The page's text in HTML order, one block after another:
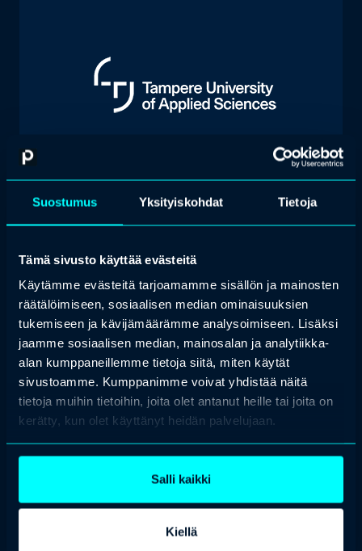
Suostumus Yksityiskohdat Tietoja
Tämä sivusto käyttää evästeitä
Käytämme evästeitä tarjoamamme sisällön ja mainosten
räätälöimiseen, sosiaalisen median ominaisuuksien
tukemiseen ja kävijämäärämme analysoimiseen. Lisäksi
jaamme sosiaalisen median, mainosalan ja analytiikka-
alan kumppaneillemme tietoja siitä, miten käytät
sivustoamme. Kumppanimme voivat yhdistää näitä
tietoja muihin tietoihin, joita olet antanut heille tai joita on
kerätty, kun olet käyttänyt heidän palvelujaan.
Salli kaikki
Kiellä